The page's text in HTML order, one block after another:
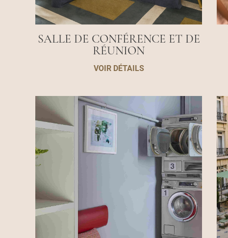
SALLE DE CONFÉRENCE ET DE
RÉUNION
VOIR DÉTAILS